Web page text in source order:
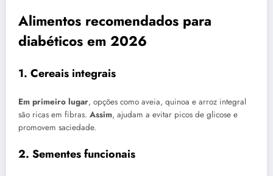
Alimentos recomendados para
diabéticos em 2026
1. Cereais integrais
Em primeiro lugar, opções como aveia, quinoa e arroz integral
são ricas em fibras. Assim, ajudam a evitar picos de glicose e
promovem saciedade.
2. Sementes funcionais